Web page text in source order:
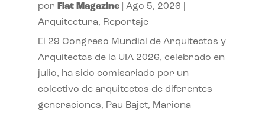
por Flat Magazine| Ago 5, 2026
Arquitectura, Reportaje
El 29 Congreso Mundial de Arquitectos y
Arquitectas de la UIA 2026, celebrado en
julio, ha sido comisariado por un
colectivo de arquitectos de diferentes
generaciones, Pau Bajet, Mariona